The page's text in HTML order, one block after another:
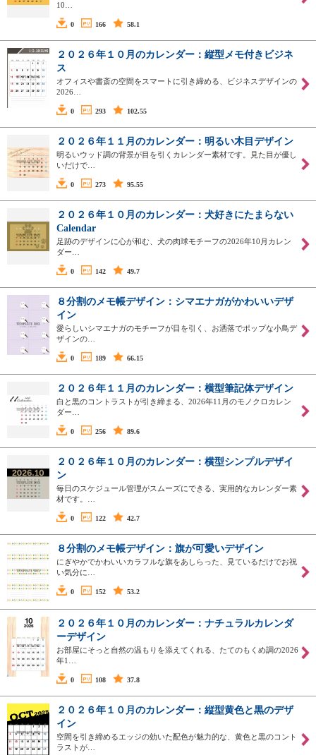
10…
0 166 58.1
２０２６年１０月のカレンダー：縦型メモ付きビジネ
ス
オフィスや書斎の空間をスマートに引き締める、ビジネスデザインの
2026…
0 293 102.55
２０２６年１１月のカレンダー：明るい木目デザイン
明るいウッド調の背景が目を引くカレンダー素材です。見た目が優し
いだけで…
0 273 95.55
２０２６年１０月のカレンダー：犬好きにたまらない
Calendar
足跡のデザインに心が和む、犬の肉球モチーフの2026年10月カレン
ダー…
0 142 49.7
８分割のメモ帳デザイン：シマエナガがかわいいデザ
イン
愛らしいシマエナガのモチーフが目を引く、お洒落でポップな小鳥デ
ザインの…
0 189 66.15
２０２６年１１月のカレンダー：横型筆記体デザイン
白と黒のコントラストが引き締まる、2026年11月のモノクロカレン
ダー…
0 256 89.6
２０２６年１０月のカレンダー：横型シンプルデザイ
ン
毎日のスケジュール管理がスムーズにできる、実用的なカレンダー素
材です。…
0 122 42.7
８分割のメモ帳デザイン：旗が可愛いデザイン
にぎやかでかわいいカラフルな旗をあしらった、見ているだけでお祝
い気分に…
0 152 53.2
２０２６年１０月のカレンダー：ナチュラルカレンダ
ーデザイン
お部屋にそっと自然の温もりを添えてくれる、たてのもくめ調の2026
年1…
0 108 37.8
２０２６年１０月のカレンダー：縦型黄色と黒のデザ
イン
空間を引き締めるエッジの効いた配色が魅力的な、黄色と黒のコント
ラストが…